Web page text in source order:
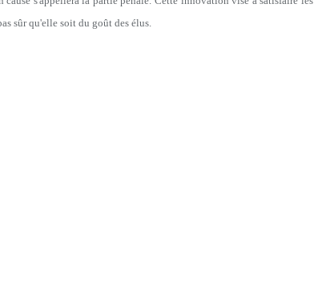
sûr qu'elle soit du goût des élus.